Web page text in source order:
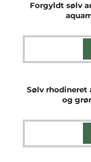
Forgyldt sølv
Sølv rhodineret
og